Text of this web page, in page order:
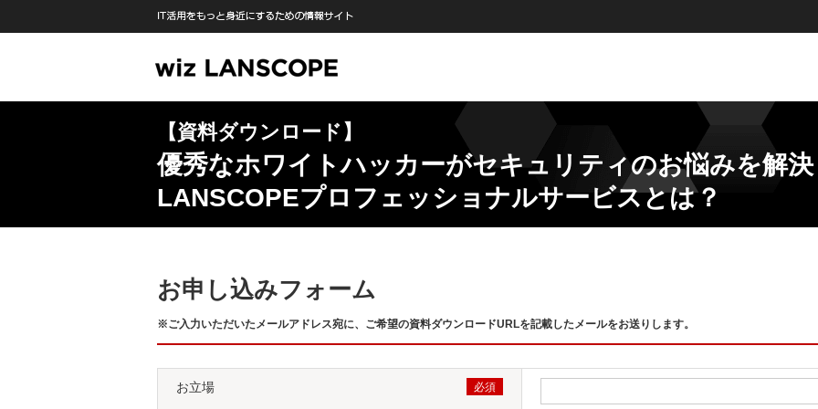
【資料ダウンロード】
優秀なホワイトハッカーがセキュリティのお悩みを解
LANSCOPEプロフェッショナルサービスとは？
お申し込みフォーム
※ご入力いただいたメールアドレス宛に、ご希望の資料ダウンロードURLを記載したメールをお送りします。
お立場